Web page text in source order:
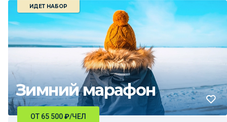
Зимний марафон
ИДЕТ НАБОР
ОТ 65 500₽/ЧЕЛ